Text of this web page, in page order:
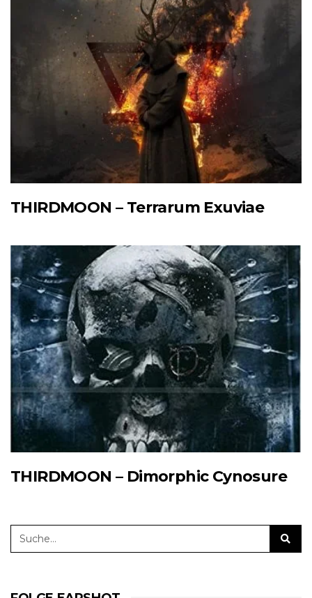
THIRDMOON – Terrarum Exuviae
THIRDMOON – Dimorphic Cynosure